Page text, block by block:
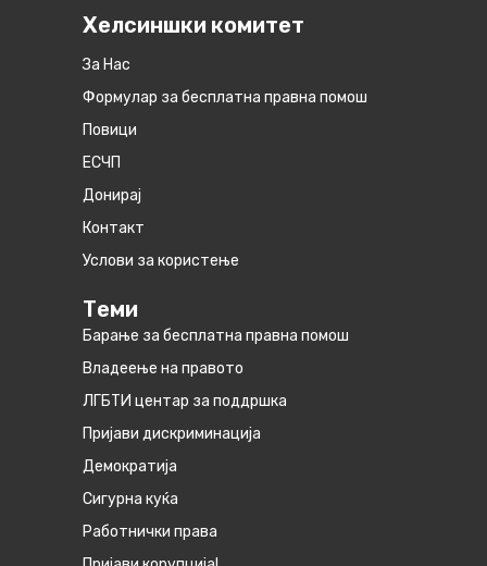
Хелсиншки комитет
За Нас
Формулар за бесплатна правна помош
Повици
ЕСЧП
Донирај
Контакт
Услови за користење
Теми
Барање за бесплатна правна помош
Владеење на правото
ЛГБТИ центар за поддршка
Пријави дискриминација
Демократија
Сигурна куќа
Работнички права